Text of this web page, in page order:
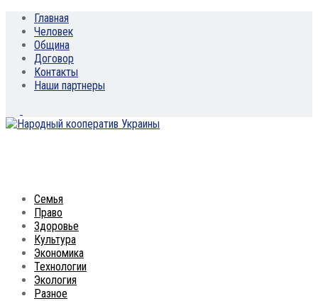
Главная
Человек
Община
Договор
Контакты
Наши партнеры
Семья
Право
Здоровье
Культура
Экономика
Технологии
Экология
Разное